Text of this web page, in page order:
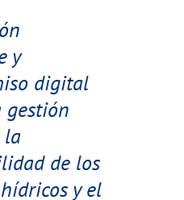
y
digital
gestión
la
de los
y el